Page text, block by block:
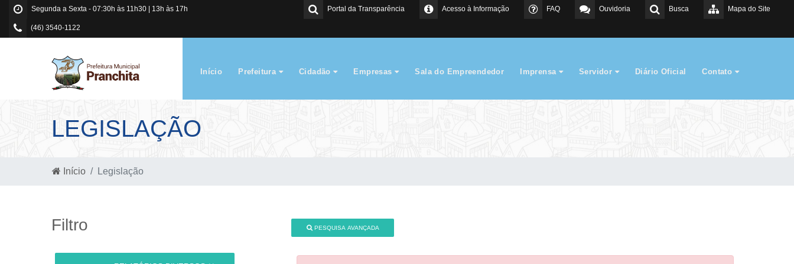
Segunda a Sexta - 07:30h às 11h30 | 13h às 17h
(46) 3540-1122
Mapa do Site
Busca
Ouvidoria
FAQ
Acesso à Informação
Portal da Transparência
Início Prefeitura Cidadão Empresas Sala do Empreendedor Imprensa Servidor Diário Oficial Contato
LEGISLAÇÃO
Início Legislação
Filtro PESQUISA AVANÇADA